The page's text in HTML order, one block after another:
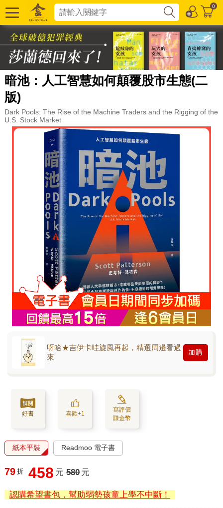
0
暗池：人工智慧如何顛覆股市生態(二
版)
Dark Pools: The Rise of the Machine Traders and the Rigging of the
U.S. Stock Market
呀哈★吉伊卡哇旋風再起，精選周邊看過
來
加購
好書 喜歡+1
寫評價
賺金幣
紙本平裝 Readmoo 電子書
79 折 458 元 580 元
認購希望書包，幫助弱勢孩童上學不中斷！